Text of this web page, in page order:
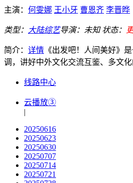
主演： 何雯娜 王小牙 曹恩齐 李晋晔
类型： 大陆综艺导演： 未知 状态：
简介： 详情 《出发吧！人间美好》
调，讲好中外文化交流互鉴、多文
线路中心
云播放③
|
20250616
20250623
20250630
20250707
20250714
20250721